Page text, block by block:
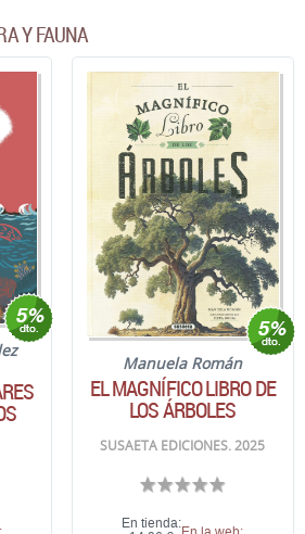
Y FAUNA
Manuela Román
EL MAGNÍFICO LIBRO DE
LOS ÁRBOLES
SUSAETA EDICIONES. 2025
En tienda: